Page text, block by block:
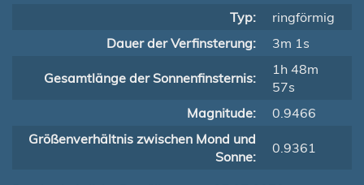
Typ:
ringförmig
Dauer der Verfinsterung:
3m 1s
Gesamtlänge der Sonnenfinsternis:
1h 48m
57s
Magnitude:
0.9466
Größenverhältnis zwischen Mond und
Sonne:
0.9361